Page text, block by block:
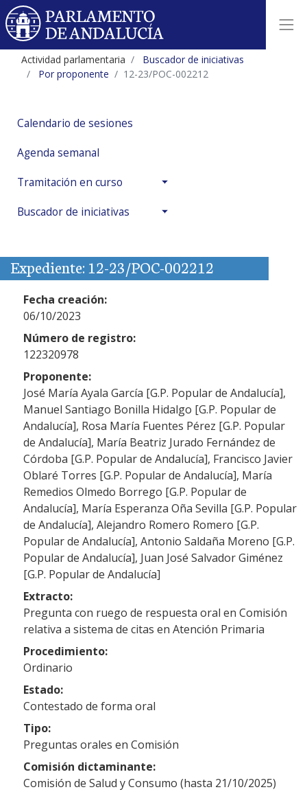
Actividad parlamentaria
Buscador de iniciativas
Por proponente
12-23/POC-002212
Calendario de sesiones
Agenda semanal
Tramitación en curso
Buscador de iniciativas
Expediente: 12-23/POC-002212
Fecha creación:
06/10/2023
Número de registro:
122320978
Proponente:
José María Ayala García [G.P. Popular de Andalucía],
Manuel Santiago Bonilla Hidalgo [G.P. Popular de
Andalucía], Rosa María Fuentes Pérez [G.P. Popular
de Andalucía], María Beatriz Jurado Fernández de
Córdoba [G.P. Popular de Andalucía], Francisco Javier
Oblaré Torres [G.P. Popular de Andalucía], María
Remedios Olmedo Borrego [G.P. Popular de
Andalucía], María Esperanza Oña Sevilla [G.P. Popular
de Andalucía], Alejandro Romero Romero [G.P.
Popular de Andalucía], Antonio Saldaña Moreno [G.P.
Popular de Andalucía], Juan José Salvador Giménez
[G.P. Popular de Andalucía]
Extracto:
Pregunta con ruego de respuesta oral en Comisión
relativa a sistema de citas en Atención Primaria
Procedimiento:
Ordinario
Estado:
Contestado de forma oral
Tipo:
Preguntas orales en Comisión
Comisión dictaminante:
Comisión de Salud y Consumo (hasta 21/10/2025)